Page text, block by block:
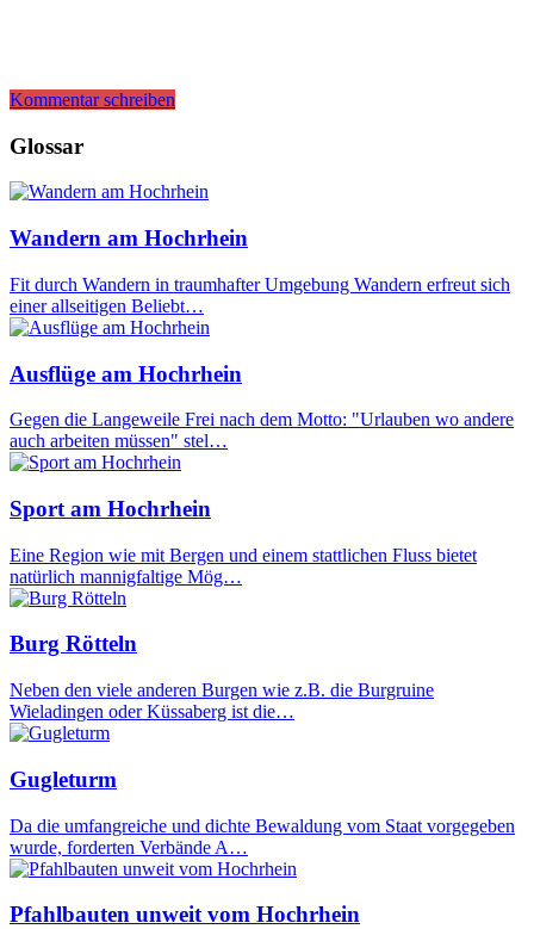
Kommentar schreiben
Glossar
Wandern am Hochrhein
Fit durch Wandern in traumhafter Umgebung Wandern erfreut sich
einer allseitigen Beliebt…
Ausflüge am Hochrhein
Gegen die Langeweile Frei nach dem Motto: "Urlauben wo andere
auch arbeiten müssen" stel…
Sport am Hochrhein
Eine Region wie mit Bergen und einem stattlichen Fluss bietet
natürlich mannigfaltige Mög…
Burg Rötteln
Neben den viele anderen Burgen wie z.B. die Burgruine
Wieladingen oder Küssaberg ist die…
Gugleturm
Da die umfangreiche und dichte Bewaldung vom Staat vorgegeben
wurde, forderten Verbände A…
Pfahlbauten unweit vom Hochrhein